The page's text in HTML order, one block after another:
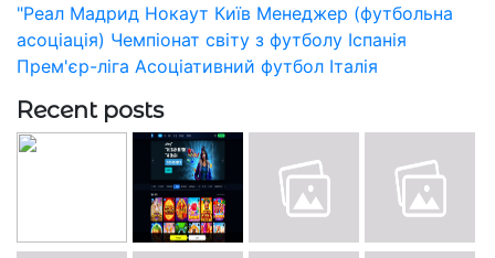
"Реал Мадрид Нокаут Київ Менеджер (футбольна
асоціація) Чемпіонат світу з футболу Іспанія
Прем'єр-ліга Асоціативний футбол Італія
Recent posts